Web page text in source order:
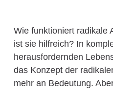
Wie funktioniert radikale
ist sie hilfreich? In
herausfordernden
das Konzept der
mehr an Bedeutung.